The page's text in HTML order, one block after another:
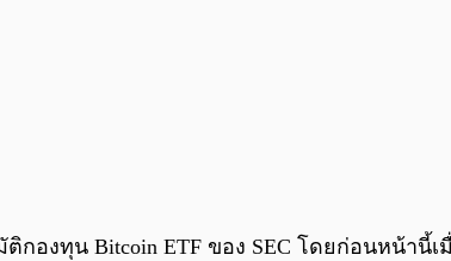
องทุน Bitcoin ETF ของ SEC โดยก่อนหน้านี้เ